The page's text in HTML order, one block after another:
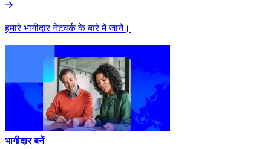
हमारे भागीदार नेटवर्क के बारे में जानें।​​
भागीदार बनें​​